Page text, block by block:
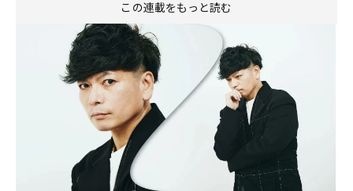
この連載をもっと読む